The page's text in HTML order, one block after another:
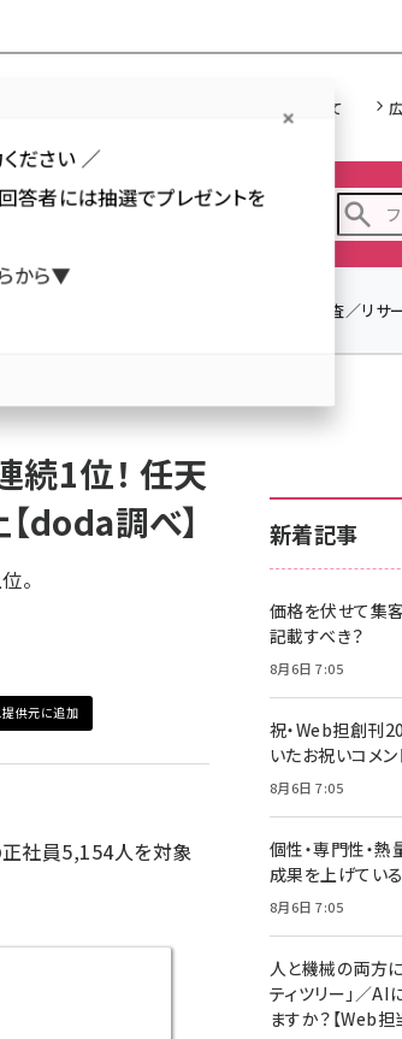
Web担について
セミナー／イベント から探す
調査／リサ
プ5入り、味の素は7位に急浮上【doda調べ】
続1位！ 任天
doda調べ】
。
提供元に追加
正社員5,154人を対象
新着記事
価格を伏せて集
記載すべき？
8月6日 7:05
祝・Web担創刊
いたお祝いコメン
8月6日 7:05
個性・専門性・
成果を上げてい
8月6日 7:05
人と機械の両方
ティツリー」／
ますか？【Web
ださい ／
答者には抽選でプレゼントを
から▼